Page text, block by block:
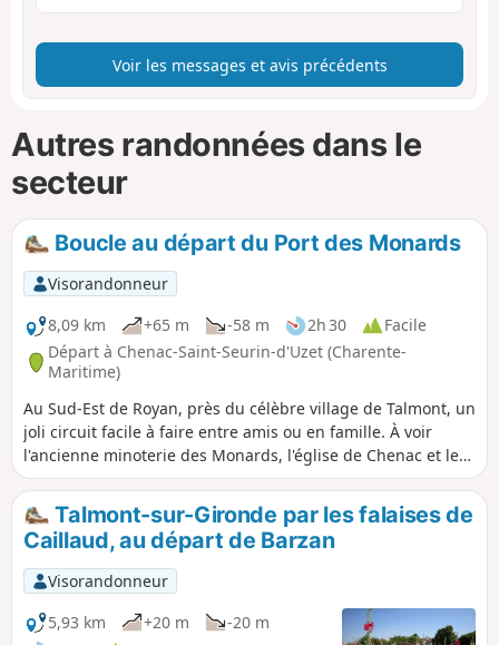
Voir les messages et avis précédents
Autres randonnées dans le
secteur
Boucle au départ du Port des Monards
Visorandonneur
8,09 km
+65 m -58 m 2h 30
Facile
Départ à Chenac-Saint-Seurin-d'Uzet (Charente-
Maritime)
Au Sud-Est de Royan, près du célèbre village de Talmont, un
joli circuit facile à faire entre amis ou en famille. À voir
l'ancienne minoterie des Monards, l'église de Chenac et les
vues sur l'estuaire de la Gironde.
Talmont-sur-Gironde par les falaises de
Caillaud, au départ de Barzan
Visorandonneur
5,93 km
+20 m
-20 m